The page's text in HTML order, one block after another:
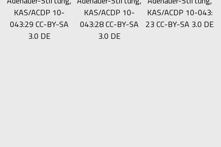
KAS/ACDP 10-
043:29 CC-BY-SA
3.0 DE
KAS/ACDP 10-
043:28 CC-BY-SA
3.0 DE
KAS/ACDP 10-043:
23 CC-BY-SA 3.0 DE